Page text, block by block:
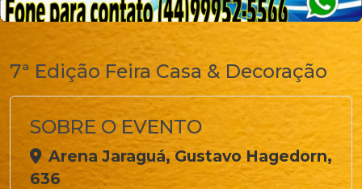
7ª Edição Feira Casa & Decoração
SOBRE O EVENTO
Arena Jaraguá, Gustavo Hagedorn,
636